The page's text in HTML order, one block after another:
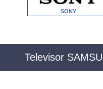
SONY
Televisor